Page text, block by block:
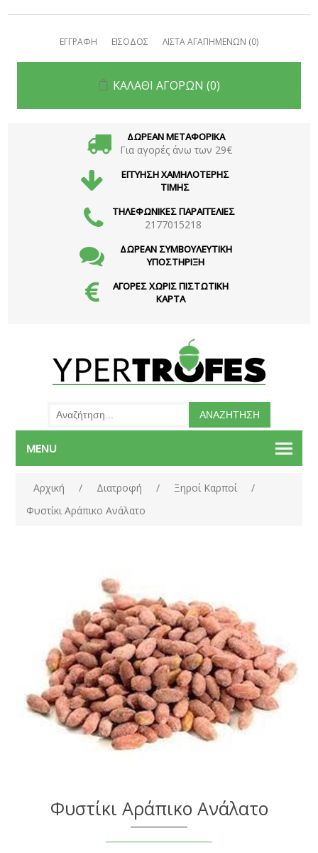
ΕΓΓΡΑΦΗ ΕΙΣΟΔΟΣ ΛΙΣΤΑ ΑΓΑΠΗΜΕΝΩΝ (0)
ΚΑΛΑΘΙ ΑΓΟΡΩΝ (0)
ΔΩΡΕΑΝ ΜΕΤΑΦΟΡΙΚΑ
Για αγορές άνω των 29€
ΕΓΓΥΗΣΗ ΧΑΜΗΛΟΤΕΡΗΣ
ΤΙΜΗΣ
ΤΗΛΕΦΩΝΙΚΕΣ ΠΑΡΑΓΓΕΛΙΕΣ
2177015218
ΔΩΡΕΑΝ ΣΥΜΒΟΥΛΕΥΤΙΚΗ
ΥΠΟΣΤΗΡΙΞΗ
ΑΓΟΡΕΣ ΧΩΡΙΣ ΠΙΣΤΩΤΙΚΗ
ΚΑΡΤΑ
MENU
Αρχική / Διατροφή / Ξηροί Καρποί
/
Φυστίκι Αράπικο Ανάλατο
Φυστίκι Αράπικο Ανάλατο